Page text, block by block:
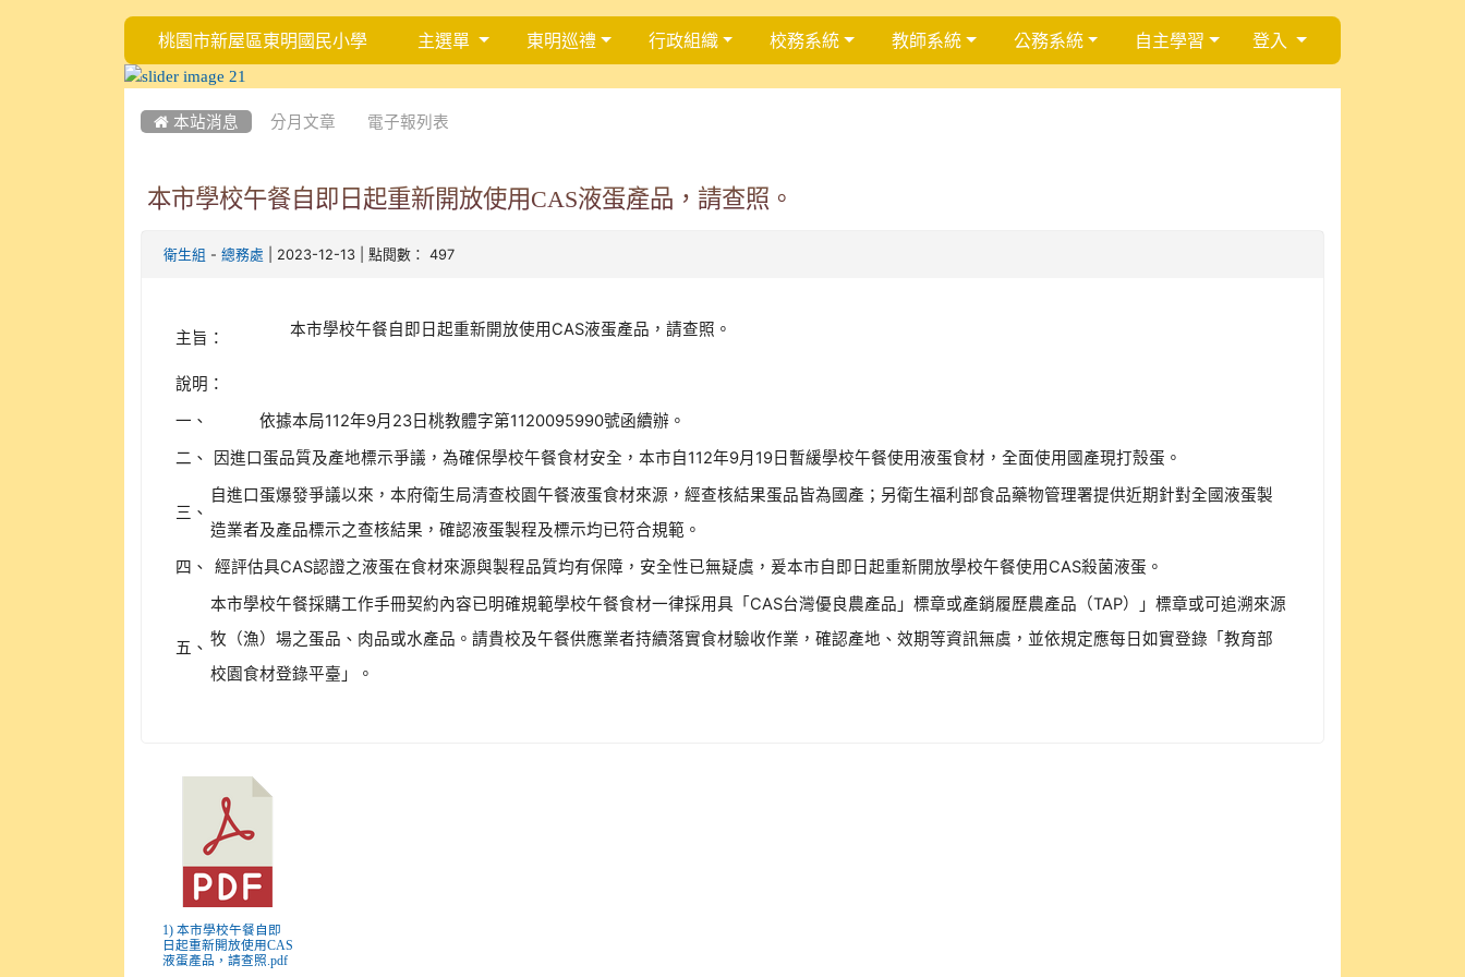
桃園市新屋區東明國民小學 主選單 東明巡禮 行政組織 校務系統 教師系統 公務系統 自主學習 登入
 本站消息 分月文章 電子報列表
本市學校午餐自即日起重新開放使用CAS液蛋產品，請查照。
衛生組 -總務處 | 2023-12-13 | 點閱數： 497
主旨： 本市學校午餐自即日起重新開放使用CAS液蛋產品，請查照。
說明：
一、
依據本局112年9月23日桃教體字第1120095990號函續辦。
二、
因進口蛋品質及產地標示爭議，為確保學校午餐食材安全，本市自112年9月19日暫緩學校午餐使用液蛋食材，全面使用國產現打殼蛋。
三、
自進口蛋爆發爭議以來，本府衛生局清查校園午餐液蛋食材來源，經查核結果蛋品皆為國產；另衛生福利部食品藥物管理署提供近期針對全國液蛋製
造業者及產品標示之查核結果，確認液蛋製程及標示均已符合規範。
四、
經評估具CAS認證之液蛋在食材來源與製程品質均有保障，安全性已無疑虞，爰本市自即日起重新開放學校午餐使用CAS殺菌液蛋。
五、
本市學校午餐採購工作手冊契約內容已明確規範學校午餐食材一律採用具「CAS台灣優良農產品」標章或產銷履歷農產品（TAP）」標章或可追溯來源
牧（漁）場之蛋品、肉品或水產品。請貴校及午餐供應業者持續落實食材驗收作業，確認產地、效期等資訊無虞，並依規定應每日如實登錄「教育部
校園食材登錄平臺」。
1) 本市學校午餐自即
日起重新開放使用CAS
液蛋產品，請查照.pdf